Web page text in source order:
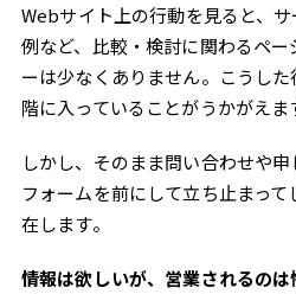
Webサイト上の行動を見ると、
例など、比較・検討に関わるペ
ーは少なくありません。こうし
階に入っていることがうかがえま
しかし、そのまま問い合わせや申
フォームを前にして立ち止まっ
在します。
情報は欲しいが、営業されるのは